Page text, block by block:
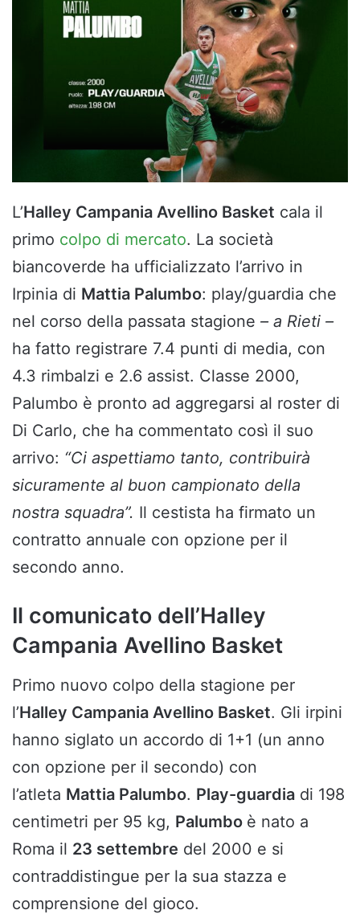
L’Halley Campania Avellino Basket cala il
primo colpo di mercato. La società
biancoverde ha ufficializzato l’arrivo in
Irpinia di Mattia Palumbo: play/guardia che
nel corso della passata stagione – a Rieti –
ha fatto registrare 7.4 punti di media, con
4.3 rimbalzi e 2.6 assist. Classe 2000,
Palumbo è pronto ad aggregarsi al roster di
Di Carlo, che ha commentato così il suo
arrivo: “Ci aspettiamo tanto, contribuirà
sicuramente al buon campionato della
nostra squadra”. Il cestista ha firmato un
contratto annuale con opzione per il
secondo anno.
Il comunicato dell’Halley
Campania Avellino Basket
Primo nuovo colpo della stagione per
l’Halley Campania Avellino Basket. Gli irpini
hanno siglato un accordo di 1+1 (un anno
con opzione per il secondo) con
l’atleta Mattia Palumbo. Play-guardia di 198
centimetri per 95 kg, Palumbo è nato a
Roma il 23 settembre del 2000 e si
contraddistingue per la sua stazza e
comprensione del gioco.